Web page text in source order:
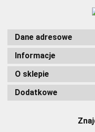
Dane adresowe
Informacje
O sklepie
Dodatkowe